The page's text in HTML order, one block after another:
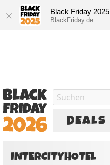
Black Friday 2025
BlackFriday.de
DEALS
INTERCITYHOTEL